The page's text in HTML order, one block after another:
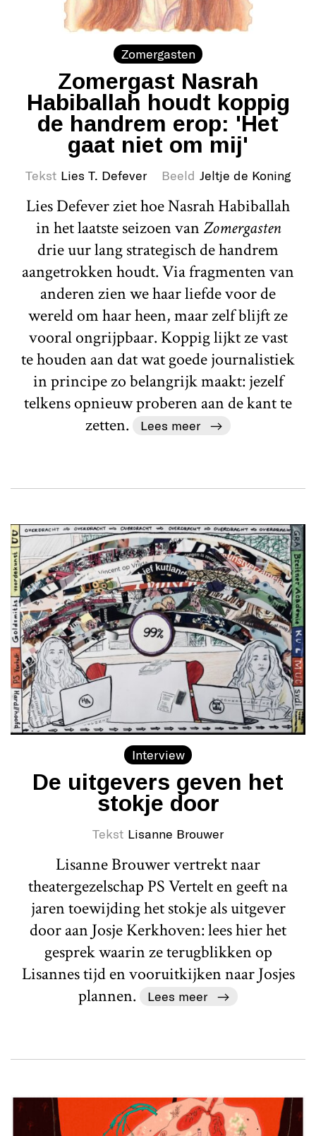
Zomergasten
Zomergast Nasrah
Habiballah houdt koppig
de handrem erop: 'Het
gaat niet om mij'
Tekst Lies T. Defever Beeld Jeltje de Koning
Lies Defever ziet hoe Nasrah Habiballah
in het laatste seizoen vanZomergasten
drie uur lang strategisch de handrem
aangetrokken houdt. Via fragmenten van
anderen zien we haar liefde voor de
wereld om haar heen, maar zelf blijft ze
vooral ongrijpbaar. Koppig lijkt ze vast
te houden aan dat wat goede journalistiek
in principe zo belangrijk maakt: jezelf
telkens opnieuw proberen aan de kant te
zetten.
Lees meer
Interview
De uitgevers geven het
stokje door
Tekst Lisanne Brouwer
Lisanne Brouwer vertrekt naar
theatergezelschap PS Vertelt en geeft na
jaren toewijding het stokje als uitgever
door aan Josje Kerkhoven: lees hier het
gesprek waarin ze terugblikken op
Lisannes tijd en vooruitkijken naar Josjes
plannen.
Lees meer